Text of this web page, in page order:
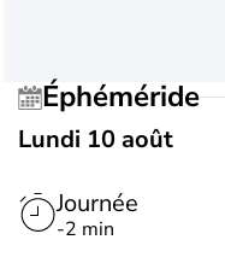
Éphéméride
Lundi 10 août
Journée
-2 min